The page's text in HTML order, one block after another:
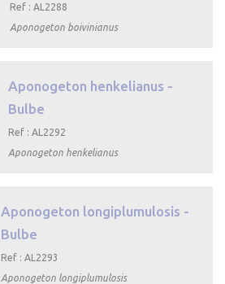
Ref : AL2288
Aponogeton boivinianus
Aponogeton henkelianus -
Bulbe
Ref : AL2292
Aponogeton henkelianus
Aponogeton longiplumulosis -
Bulbe
Ref : AL2293
Aponogeton longiplumulosis